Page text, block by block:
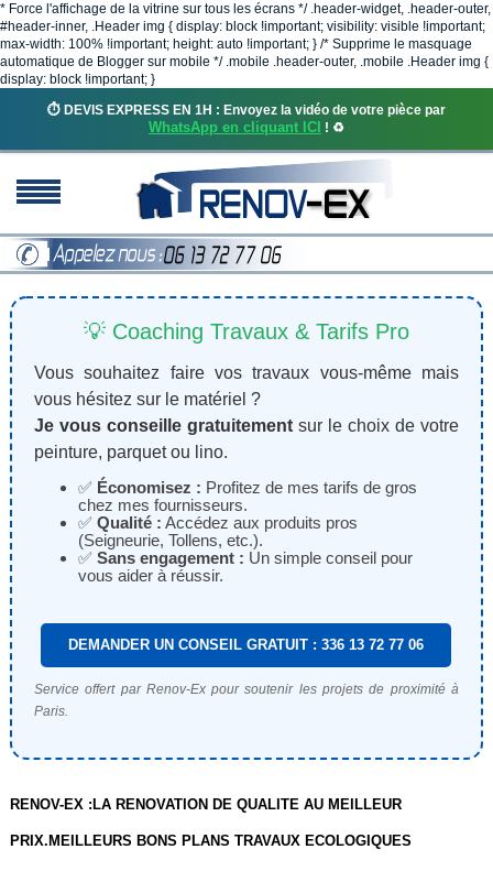
* Force l'affichage de la vitrine sur tous les écrans */ .header-widget, .header-outer,
#header-inner, .Header img { display: block !important; visibility: visible !important;
max-width: 100% !important; height: auto !important; } /* Supprime le masquage
automatique de Blogger sur mobile */ .mobile .header-outer, .mobile .Header img {
display: block !important; }
⏱️ DEVIS EXPRESS EN 1H : Envoyez la vidéo de votre pièce par
WhatsApp en cliquant ICI ! ♻️
💡 Coaching Travaux & Tarifs Pro
Vous souhaitez faire vos travaux vous-même mais
vous hésitez sur le matériel ?
Je vous conseille gratuitementsur le choix de votre
peinture, parquet ou lino.
✅ Économisez : Profitez de mes tarifs de gros
chez mes fournisseurs.
✅ Qualité : Accédez aux produits pros
(Seigneurie, Tollens, etc.).
✅ Sans engagement : Un simple conseil pour
vous aider à réussir.
DEMANDER UN CONSEIL GRATUIT : 336 13 72 77 06
Service offert par Renov-Ex pour soutenir les projets de proximité à
Paris.
RENOV-EX :LA RENOVATION DE QUALITE AU MEILLEUR
PRIX.MEILLEURS BONS PLANS TRAVAUX ECOLOGIQUES